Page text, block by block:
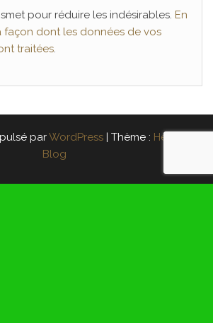
pour réduire les indésirables. En
façon dont les données de vos
traitées.
parWordPress | Thème : Head
Blog